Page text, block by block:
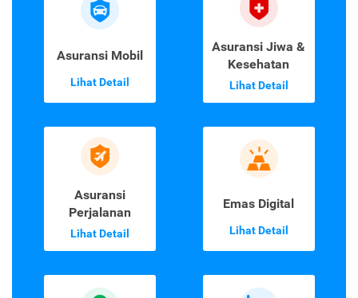
Asuransi Mobil
Lihat Detail
Asuransi Jiwa &
Kesehatan
Lihat Detail
Asuransi
Perjalanan
Lihat Detail
Emas Digital
Lihat Detail